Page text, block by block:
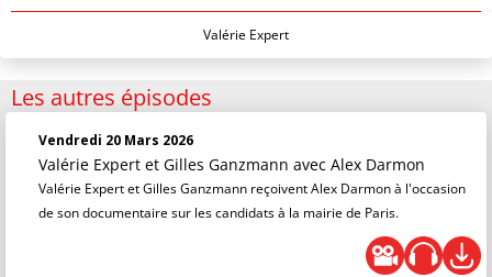
Valérie Expert
Les autres épisodes
Vendredi 20 Mars 2026
Valérie Expert et Gilles Ganzmann avec Alex Darmon
Valérie Expert et Gilles Ganzmann reçoivent Alex Darmon à l'occasion
de son documentaire sur les candidats à la mairie de Paris.